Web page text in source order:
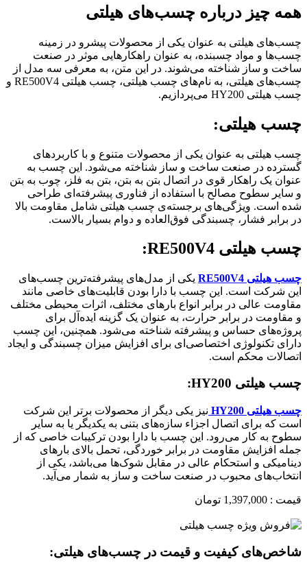
همه چیز درباره چسب‌های هیلتی
چسب‌های هیلتی به عنوان یکی از محصولات پیشرو در زمینه
چسب‌ها و مواد چسبنده، به عنوان راهکارهایی موثر در صنعت
ساخت و ساز شناخته می‌شوند. در این متن، به معرفی سه مدل از
چسب‌های هیلتی، به نام‌های چسب هیلتی، چسب هیلتی RE500V4 و
چسب هیلتی HY200 می‌پردازیم.
چسب هیلتی:
چسب هیلتی به عنوان یکی از محصولات متنوع و با کاربردهای
گسترده در صنعت ساخت و ساز شناخته می‌شود. این چسب به
عنوان یک راهکار قوی در اتصال بتن به بتن، بتن به فلز، چوب به بتن
و سایر سطوح مصالح با استفاده از فناوری پیشرفته‌ای طراحی
شده است. ویژگی‌های برجسته‌ی چسب هیلتی شامل مقاومت بالا
در برابر فشار، چسبندگی فوق‌العاده و دوام بسیار بالاست.
چسب هیلتی RE500V4:
چسب هیلتی RE500V4
یکی از مدل‌های پیشرفته‌ترین چسب‌های
این شرکت است. این چسب با دارا بودن قابلیت‌های خاصی مانند
مقاومت عالی در برابر انواع بارهای مختلف، اثرات محیطی مختلف
و مقاومت در برابر حرارت، به عنوان یک گزینه ایده‌آل برای
پروژه‌های حساس و پیشرفته شناخته می‌شود. همچنین، این چسب
دارای تکنولوژی اختصاصی‌ای برای افزایش میزان چسبندگی و ایجاد
اتصالات محکم است.
چسب هیلتی HY200:
چسب هیلتی HY200
نیز یکی دیگر از محصولات برتر این شرکت
است که برای اتصال اجزاء سازه‌های بتنی به یکدیگر یا به سایر
سطوح به کار می‌رود. این چسب با دارا بودن ترکیبات خاصی که از
جمله افزایش مقاومت در برابر خوردگی، تحمل بالای بارهای
دینامیکی و استحکام عالی در مقابل شوک‌ها می‌باشد، یکی از
انتخاب‌های محبوب در صنعت ساخت و ساز به شمار می‌آید.
قیمت : 1,397,000 تومان
شاخص‌های کیفیت و قیمت در چسب‌های هیلتی: